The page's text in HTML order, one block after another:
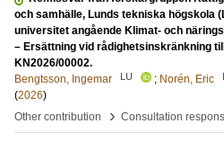
och samhälle, Lunds tekniska högskola
universitet angående Klimat- och
– Ersättning vid rådighetsinskränkning
KN2026/00002.
Bengtsson, Ingemar
LU ; Norén, Eric
(2026)
Other contribution
› Consultation